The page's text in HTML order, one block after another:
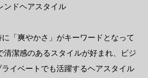
ンドヘアスタイル
「爽やかさ」がキーワードとなって
清潔感のあるスタイルが好まれ、ビジ
イベートでも活躍するヘアスタイル